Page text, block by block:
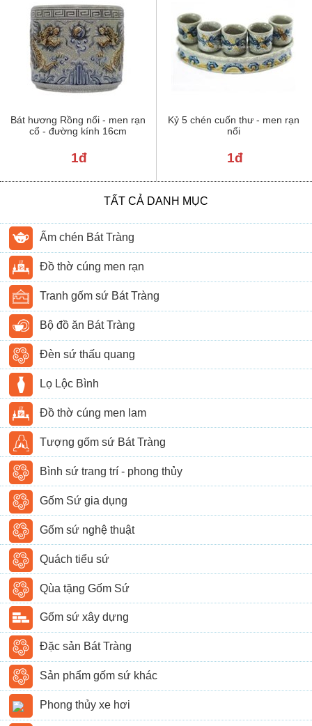
Bát hương Rồng nổi - men rạn
cổ - đường kính 16cm
1đ
Kỷ 5 chén cuốn thư - men rạn
nổi
1đ
TẤT CẢ DANH MỤC
Ấm chén Bát Tràng
Đồ thờ cúng men rạn
Tranh gốm sứ Bát Tràng
Bộ đồ ăn Bát Tràng
Đèn sứ thấu quang
Lọ Lộc Bình
Đồ thờ cúng men lam
Tượng gốm sứ Bát Tràng
Bình sứ trang trí - phong thủy
Gốm Sứ gia dụng
Gốm sứ nghệ thuật
Quách tiểu sứ
Qùa tặng Gốm Sứ
Gốm sứ xây dựng
Đặc sản Bát Tràng
Sản phẩm gốm sứ khác
Phong thủy xe hơi